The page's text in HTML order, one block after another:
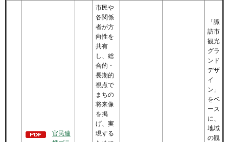
官民連
市民や
各関係
者が方
向性を
共有
し、総
合的・
長期的
視点で
まちの
将来像
を掲
げ、実
現する
「諏
訪市
観光
グラ
ンド
デザ
イ
ン」
をベ
ース
に、
地域
の観